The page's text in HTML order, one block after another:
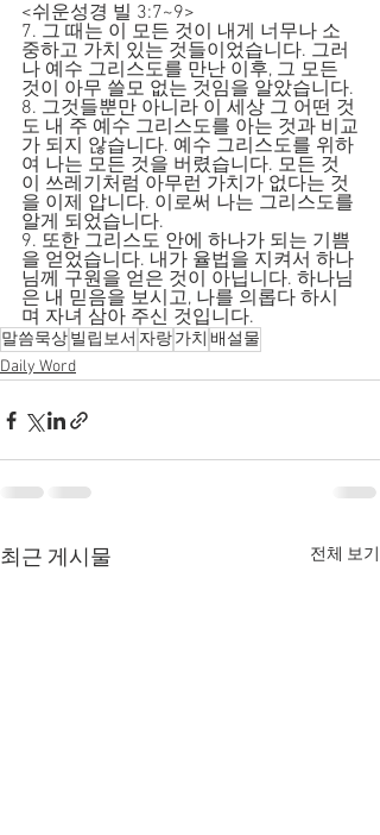
<쉬운성경 빌 3:7~9>
7. 그 때는 이 모든 것이 내게 너무나 소
중하고 가치 있는 것들이었습니다. 그러
나 예수 그리스도를 만난 이후, 그 모든
것이 아무 쓸모 없는 것임을 알았습니다.
8. 그것들뿐만 아니라 이 세상 그 어떤 것
도 내 주 예수 그리스도를 아는 것과 비교
가 되지 않습니다. 예수 그리스도를 위하
여 나는 모든 것을 버렸습니다. 모든 것
이 쓰레기처럼 아무런 가치가 없다는 것
을 이제 압니다. 이로써 나는 그리스도를
알게 되었습니다.
9. 또한 그리스도 안에 하나가 되는 기쁨
을 얻었습니다. 내가 율법을 지켜서 하나
님께 구원을 얻은 것이 아닙니다. 하나님
은 내 믿음을 보시고, 나를 의롭다 하시
며 자녀 삼아 주신 것입니다.
말씀묵상빌립보서 자랑가치 배설물
Daily Word
최근 게시물 전체 보기